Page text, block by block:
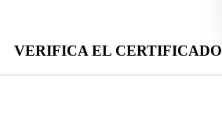
VERIFICA EL CERTIFICADO